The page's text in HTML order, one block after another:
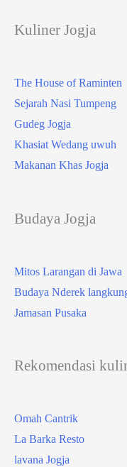
Kuliner Jogja
The House of Raminten
Sejarah Nasi Tumpeng
Gudeg Jogja
Khasiat Wedang uwuh
Makanan Khas Jogja
Budaya Jogja
Mitos Larangan di Jawa
Budaya Nderek
Jamasan Pusaka
Rekomendasi
Omah Cantrik
La Barka Resto
lavana Jogja